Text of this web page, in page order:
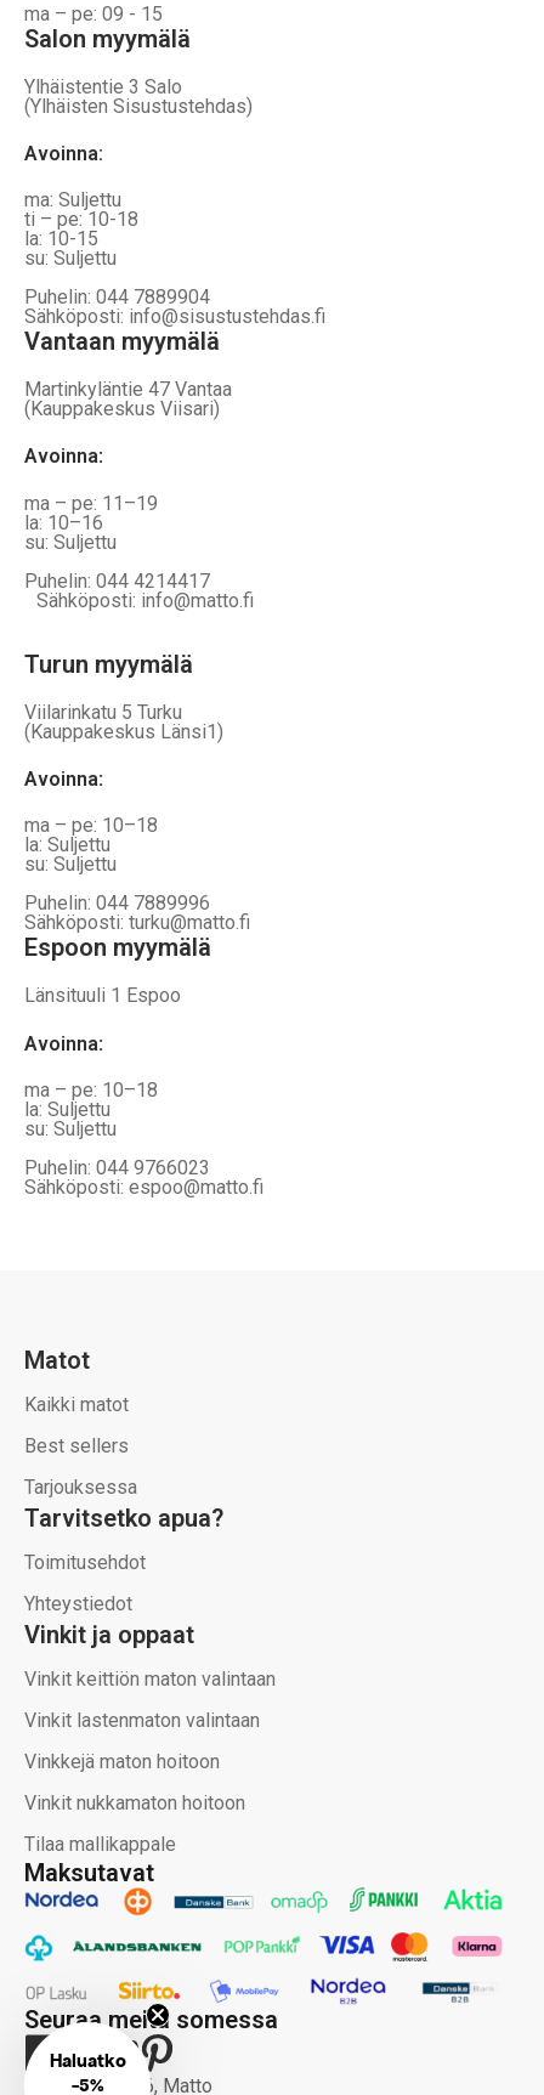
ma – pe: 09 - 15
Salon myymälä
Ylhäistentie 3 Salo
(Ylhäisten Sisustustehdas)
Avoinna:
ma: Suljettu
ti – pe: 10-18
la: 10-15
su: Suljettu
Puhelin: 044 7889904
Sähköposti: info@sisustustehdas.fi
Vantaan myymälä
Martinkyläntie 47 Vantaa
(Kauppakeskus Viisari)
Avoinna:
ma – pe: 11–19
la: 10–16
su: Suljettu
Puhelin: 044 4214417
Sähköposti: info@matto.fi
Turun myymälä
Viilarinkatu 5 Turku
(Kauppakeskus Länsi1)
Avoinna:
ma – pe: 10–18
la: Suljettu
su: Suljettu
Puhelin: 044 7889996
Sähköposti: turku@matto.fi
Espoon myymälä
Länsituuli 1 Espoo
Avoinna:
ma – pe: 10–18
la: Suljettu
su: Suljettu
Puhelin: 044 9766023
Sähköposti: espoo@matto.fi
Maksutavat
Seuraa meitä somessa
Copyright 2026, Matto
Matot
Kaikki matot
Best sellers
Tarjouksessa
Tarvitsetko apua?
Toimitusehdot
Yhteystiedot
Vinkit ja oppaat
Vinkit keittiön maton valintaan
Vinkit lastenmaton valintaan
Vinkkejä maton hoitoon
Vinkit nukkamaton hoitoon
Tilaa mallikappale
Haluatko
-5%